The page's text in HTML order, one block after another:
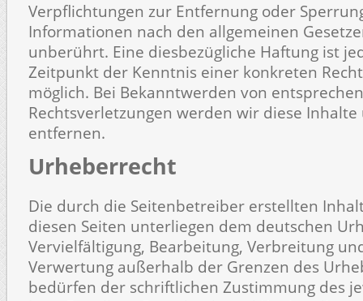
Verpflichtungen zur Entfernung oder
Informationen nach den allgemeinen
unberührt. Eine diesbezügliche Haftung ist
Zeitpunkt der Kenntnis einer konkreten
möglich. Bei Bekanntwerden von
Rechtsverletzungen werden wir diese
entfernen.
Urheberrecht
Die durch die Seitenbetreiber erstellten
diesen Seiten unterliegen dem deutschen
Vervielfältigung, Bearbeitung, Verbreitung
Verwertung außerhalb der Grenzen des
bedürfen der schriftlichen Zustimmung des